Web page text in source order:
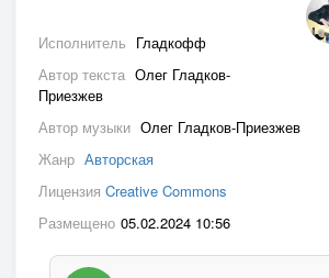
Исполнитель Гладкофф
Автор текста Олег Гладков-
Приезжев
Автор музыки Олег Гладков-Приезжев
Жанр Авторская
Лицензия Creative Commons
Размещено 05.02.2024 10:56